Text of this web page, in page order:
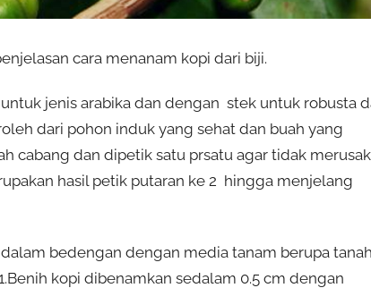
cara menanam kopi dari biji.
jenis arabika dan dengan stek untuk robusta
dari pohon induk yang sehat dan buah yang
cabang dan dipetik satu prsatu agar tidak merusak
hasil petik putaran ke 2 hingga menjelang
bedengan dengan media tanam berupa
kopi dibenamkan sedalam 0.5 cm dengan